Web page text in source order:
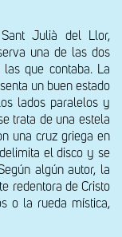
Julià del Llor,
una de las dos
que contaba. La
un buen estado
lados paralelos y
trata de una estela
una cruz griega en
el disco y se
algún autor, la
redentora de Cristo
o la rueda mística,